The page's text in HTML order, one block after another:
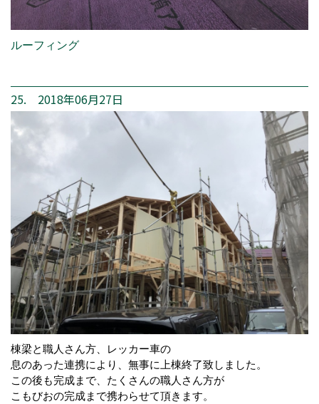
ルーフィング
25. 2018年06月27日
棟梁と職人さん方、レッカー車の
息のあった連携により、無事に上棟終了致しました。
この後も完成まで、たくさんの職人さん方が
こもびおの完成まで携わらせて頂きます。